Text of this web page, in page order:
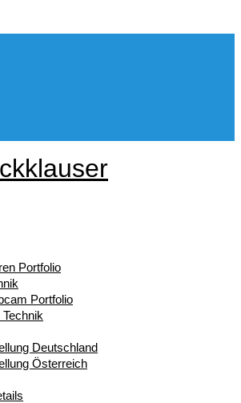
Portfolio
Portfolio
Deutschland
Österreich